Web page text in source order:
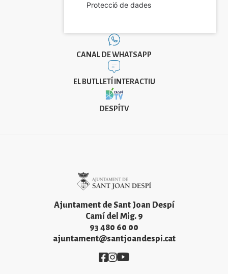
Protecció de dades
CANAL DE WHATSAPP
EL BUTLLETÍ INTERACTIU
DESPÍTV
Ajuntament de Sant Joan Despí
Camí del Mig. 9
93 480 60 00
ajuntament@santjoandespi.cat
Imatge
Imatge
Imatge